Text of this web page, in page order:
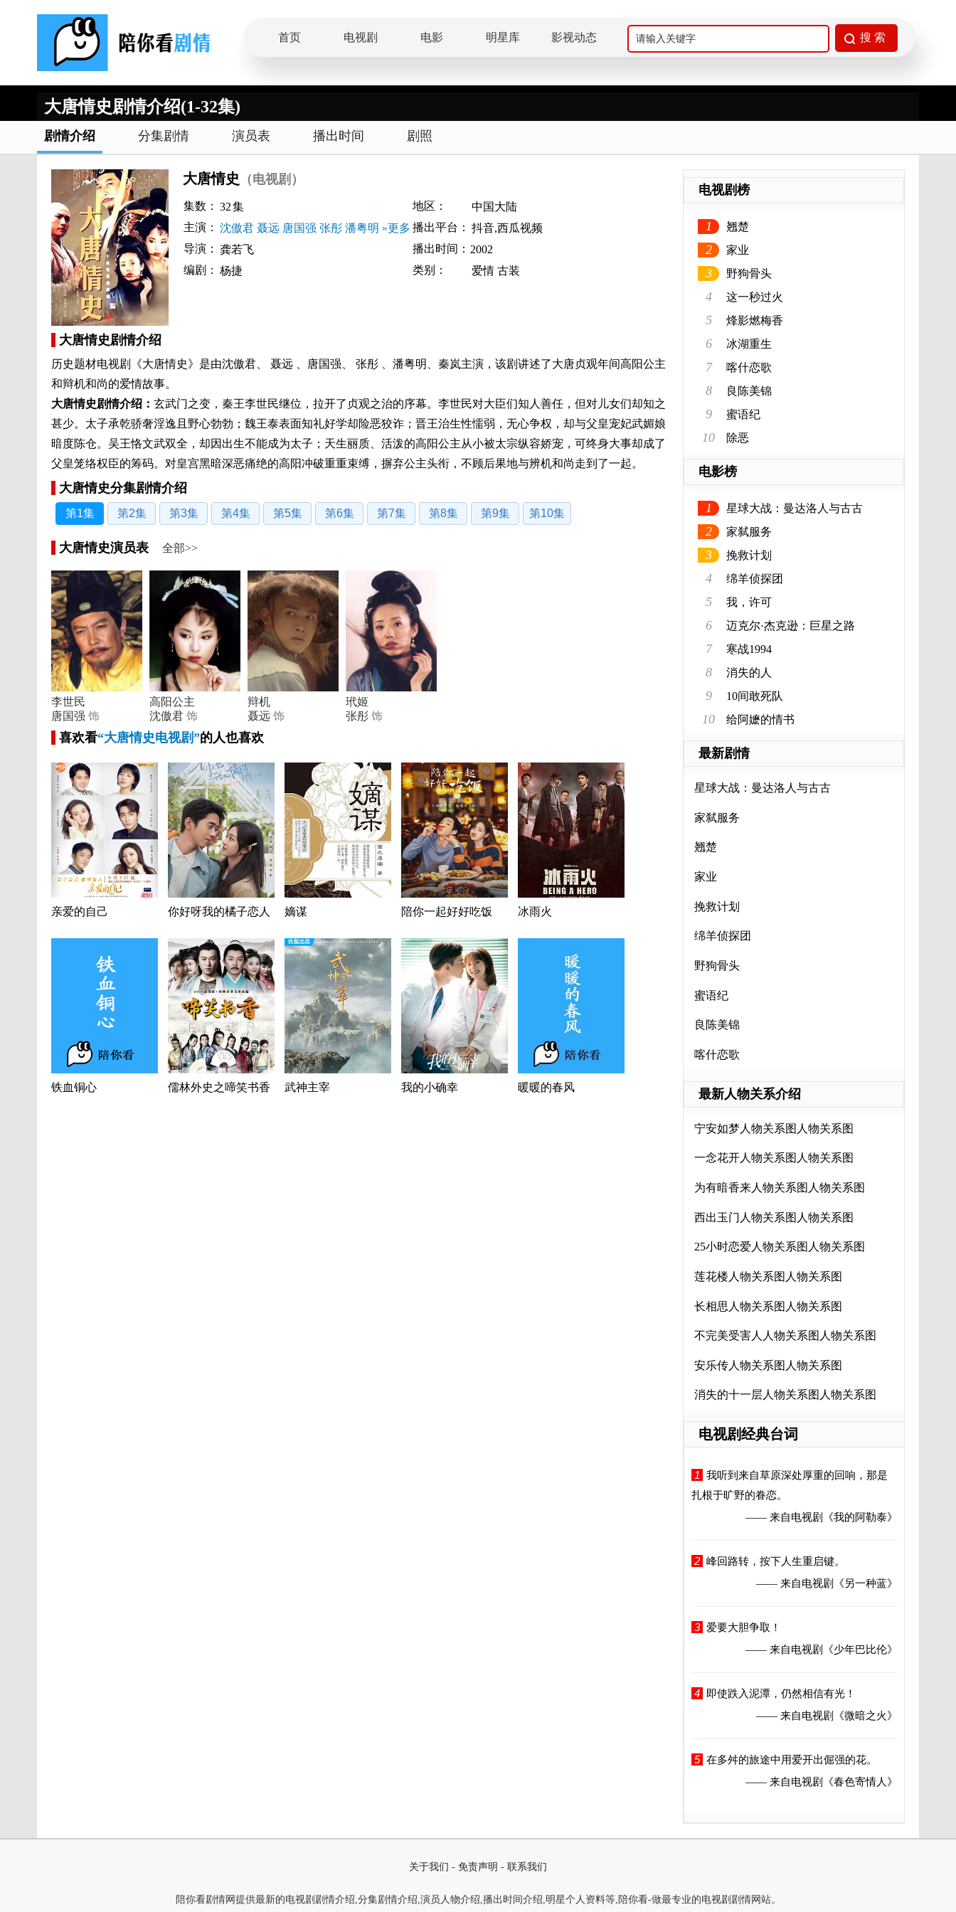
首页 电视剧 电影 明星库 影视动态
大唐情史剧情介绍(1-32集)
剧情介绍 分集剧情 演员表 播出时间 剧照
大唐情史 （电视剧）
集数： 32集 地区：
中国大陆
主演： 沈傲君 聂远 唐国强 张彤 潘粤明 »更多 播出平台： 抖音,西瓜视频
导演： 龚若飞 播出时间： 2002
编剧： 杨捷 类别： 爱情 古装
大唐情史剧情介绍
历史题材电视剧《大唐情史》是由沈傲君、 聂远 、唐国强、 张彤 、潘粤明、秦岚主演，该剧讲述了大唐贞观年间高阳公主
和辩机和尚的爱情故事。
大唐情史剧情介绍： 玄武门之变，秦王李世民继位，拉开了贞观之治的序幕。李世民对大臣们知人善任，但对儿女们却知之
甚少。太子承乾骄奢淫逸且野心勃勃；魏王泰表面知礼好学却险恶狡诈；晋王治生性懦弱，无心争权，却与父皇宠妃武媚娘
暗度陈仓。吴王恪文武双全，却因出生不能成为太子；天生丽质、活泼的高阳公主从小被太宗纵容娇宠，可终身大事却成了
父皇笼络权臣的筹码。对皇宫黑暗深恶痛绝的高阳冲破重重束缚，摒弃公主头衔，不顾后果地与辨机和尚走到了一起。
大唐情史分集剧情介绍
第1集 第2集 第3集 第4集 第5集 第6集 第7集 第8集 第9集 第10集
大唐情史演员表 全部>>
李世民
唐国强 饰
高阳公主
沈傲君 饰
辩机
聂远 饰
玳姬
张彤 饰
喜欢看“大唐情史电视剧”的人也喜欢
亲爱的自己 你好呀我的橘子恋人 嫡谋 陪你一起好好吃饭 冰雨火
铁血铜心 儒林外史之啼笑书香 武神主宰 我的小确幸 暖暖的春风
电视剧榜
1 翘楚
2 家业
3 野狗骨头
4 这一秒过火
5 烽影燃梅香
6 冰湖重生
7 喀什恋歌
8 良陈美锦
9 蜜语纪
10 除恶
电影榜
1 星球大战：曼达洛人与古古
2 家弑服务
3 挽救计划
4 绵羊侦探团
5 我，许可
6 迈克尔·杰克逊：巨星之路
7 寒战1994
8 消失的人
9 10间敢死队
10 给阿嬷的情书
最新剧情
星球大战：曼达洛人与古古
家弑服务
翘楚
家业
挽救计划
绵羊侦探团
野狗骨头
蜜语纪
良陈美锦
喀什恋歌
最新人物关系介绍
宁安如梦人物关系图人物关系图
一念花开人物关系图人物关系图
为有暗香来人物关系图人物关系图
西出玉门人物关系图人物关系图
25小时恋爱人物关系图人物关系图
莲花楼人物关系图人物关系图
长相思人物关系图人物关系图
不完美受害人人物关系图人物关系图
安乐传人物关系图人物关系图
消失的十一层人物关系图人物关系图
电视剧经典台词
1
我听到来自草原深处厚重的回响，那是
扎根于旷野的眷恋。
—— 来自电视剧
《我的阿勒泰》
2 峰回路转，按下人生重启键。
—— 来自电视剧
《另一种蓝》
3
爱要大胆争取！
—— 来自电视剧
《少年巴比伦》
4
即使跌入泥潭，仍然相信有光！
—— 来自电视剧
《微暗之火》
5 在多舛的旅途中用爱开出倔强的花。
—— 来自电视剧
《春色寄情人》
关于我们 - 免责声明 - 联系我们
陪你看剧情网提供最新的电视剧剧情介绍,分集剧情介绍,演员人物介绍,播出时间介绍,明星个人资料等,陪你看-做最专业的电视剧剧情网站。